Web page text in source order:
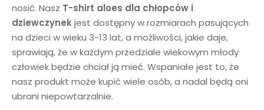
nosić. Nasz T-shirt aloes dla chłopców i
dziewczynekjest dostępny w rozmiarach pasujących
na dzieci w wieku 3-13 lat, a możliwości, jakie daje,
sprawiają, że w każdym przedziale wiekowym młody
człowiek będzie chciał ją mieć. Wspaniałe jest to, że
nasz produkt może kupić wiele osób, a nadal będą oni
ubrani niepowtarzalnie.